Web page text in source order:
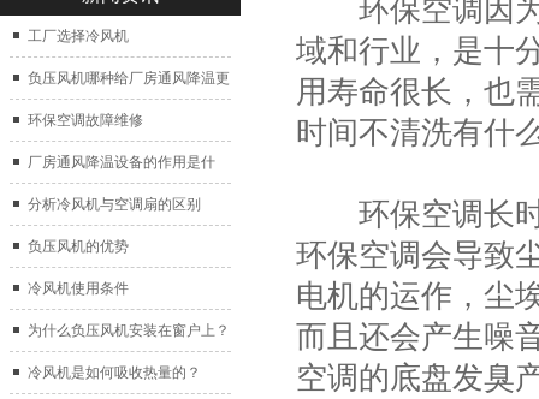
工厂选择冷风机
负压风机哪种给厂房通风降温更
好？
环保空调故障维修
厂房通风降温设备的作用是什
么？
分析冷风机与空调扇的区别
负压风机的优势
冷风机使用条件
为什么负压风机安装在窗户上？
冷风机是如何吸收热量的？
环保空调因为
域和行业，是十
用寿命很长，也
时间不清洗有什
环保空调长时
环保空调会导致
电机的运作，尘
而且还会产生噪
空调的底盘发臭